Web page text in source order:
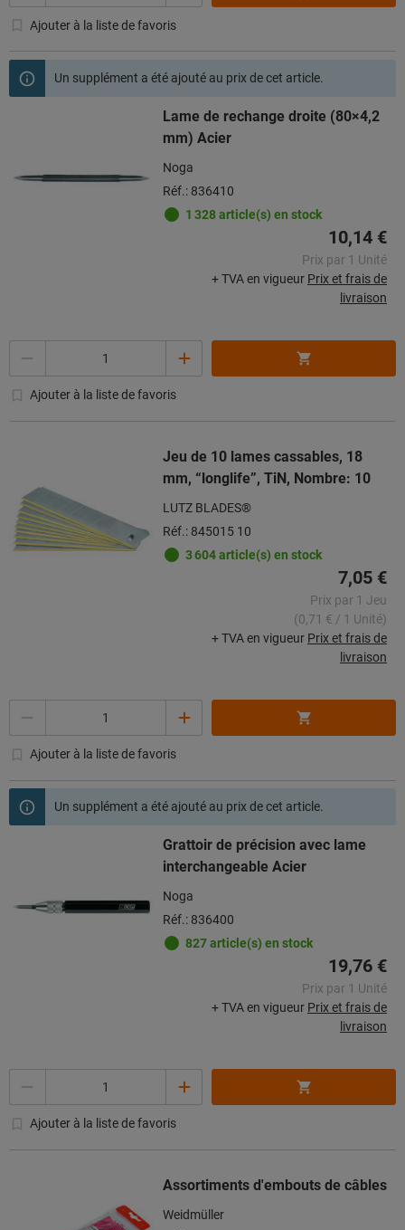
Ajouter à la liste de favoris
Un supplément a été ajouté au prix de cet article.
Lame de rechange droite (80×4,2
mm) Acier
Noga
Réf.: 836410
1 328 article(s) en stock
10,14 €
Prix par 1 Unité
+ TVA en vigueur Prix et frais de
livraison
Ajouter à la liste de favoris
Jeu de 10 lames cassables, 18
mm, “longlife”, TiN, Nombre: 10
LUTZ BLADES®
Réf.: 845015 10
3 604 article(s) en stock
7,05 €
Prix par 1 Jeu
(0,71 € / 1 Unité)
+ TVA en vigueur Prix et frais de
livraison
Ajouter à la liste de favoris
Un supplément a été ajouté au prix de cet article.
Grattoir de précision avec lame
interchangeable Acier
Noga
Réf.: 836400
827 article(s) en stock
19,76 €
Prix par 1 Unité
+ TVA en vigueur Prix et frais de
livraison
Ajouter à la liste de favoris
Assortiments d'embouts de câbles
Weidmüller